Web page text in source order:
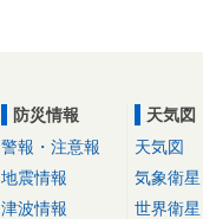
防災情報
警報・注意報
地震情報
津波情報
天気図
天気図
気象衛星
世界衛星